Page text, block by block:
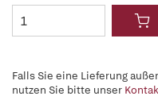
Falls Sie eine Lieferung
nutzen Sie bitte unser